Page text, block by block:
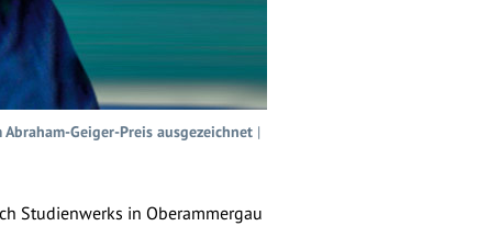
Geiger-Preis ausgezeichnet |
Studienwerks in Oberammergau